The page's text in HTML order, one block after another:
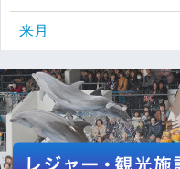
来月